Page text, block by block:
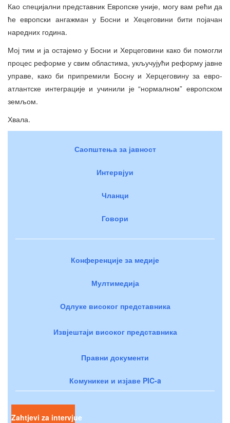
Као специјални представник Европске уније, могу вам рећи да
ће европски ангажман у Босни и Хецеговини бити појачан
наредних година.
Мој тим и ја остајемо у Босни и Херцеговини како би помогли
процес реформе у свим областима, укључујући реформу јавне
управе, како би припремили Босну и Херцеговину за евро-
атлантске интеграције и учинили је “нормалном” европском
земљом.
Хвала.
Саопштења за јавност
Интервјуи
Чланци
Говори
Конференције за медије
Мултимедија
Одлуке високог представника
Извјештаји високог представника
Правни документи
Комуникеи и изјаве PIC-a
Zahtjevi za intervjue